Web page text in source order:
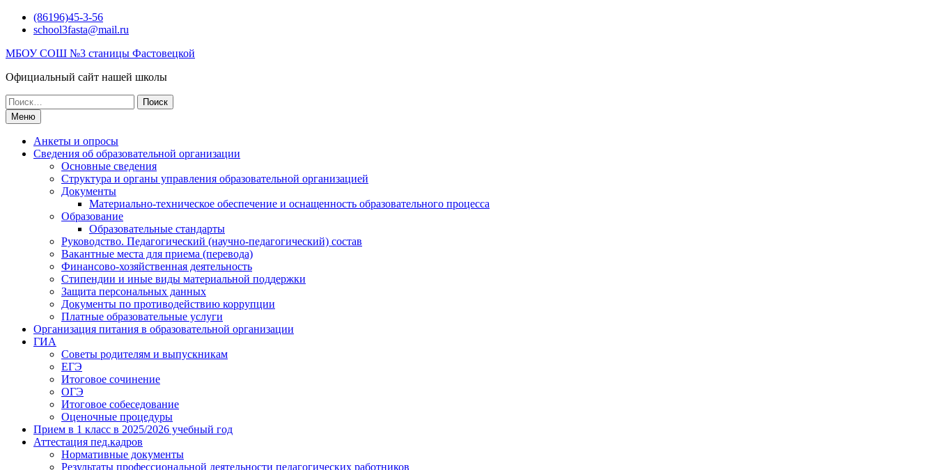
Перейти(86196)45-3-56
school3fasta@mail.ru
МБОУ СОШ №3 станицы Фастовецкой
Официальный сайт нашей школы
Поиск
по:Меню
Анкеты и опросы
Сведения об образовательной организации
Основные сведения
Структура и органы управления образовательной организацией
Документы
Материально-техническое обеспечение и оснащенность образовательного процесса
Образование
Образовательные стандарты
Руководство. Педагогический (научно-педагогический) состав
Вакантные места для приема (перевода)
Финансово-хозяйственная деятельность
Стипендии и иные виды материальной поддержки
Защита персональных данных
Документы по противодействию коррупции
Платные образовательные услуги
Организация питания в образовательной организации
ГИА
Советы родителям и выпускникам
ЕГЭ
Итоговое сочинение
ОГЭ
Итоговое собеседование
Оценочные процедуры
Прием в 1 класс в 2025/2026 учебный год
Аттестация пед.кадров
Нормативные документы
Результаты профессиональной деятельности педагогических работников